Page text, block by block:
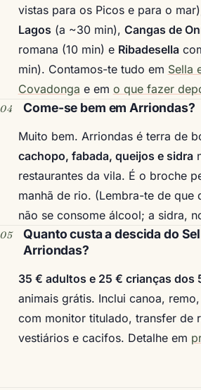
vistas para os Picos e para o
Lagos (a ~30 min), Cangas de
romana (10 min) e Ribadesella
min). Contamos-te tudo em Sella
Covadonga e em o que fazer
Come-se bem em Arriondas?
Muito bem. Arriondas é terra de
cachopo, fabada, queijos e sidra
restaurantes da vila. É o broche
manhã de rio. (Lembra-te de que
não se consome álcool; a sidra,
Quanto custa a descida do
Arriondas?
35 € adultos e 25 € crianças dos
animais grátis. Inclui canoa,
com monitor titulado, transfer de
vestiários e cacifos. Detalhe em